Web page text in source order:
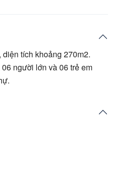
tích khoảng 270m2.
người lớn và 06 trẻ em